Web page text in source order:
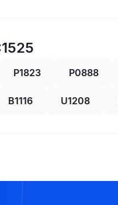
P1823 P0888
B1116 U1208